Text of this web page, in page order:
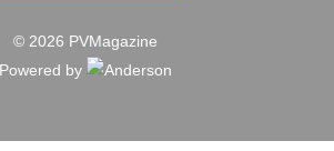
© 2026 PVMagazine
Powered by